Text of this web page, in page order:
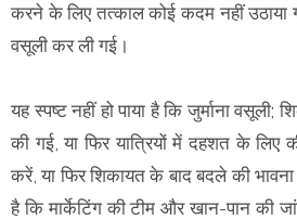
करने के लिए तत्काल कोई कदम नहीं उठाया
वसूली कर ली गई।
यह स्पष्ट नहीं हो पाया है कि जुर्माना वसूली;
की गई, या फिर यात्रियों में दहशत के लिए
करें, या फिर शिकायत के बाद बदले की
है कि मार्केटिंग की टीम और खान-पान की